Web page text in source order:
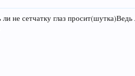
сетчатку глаз